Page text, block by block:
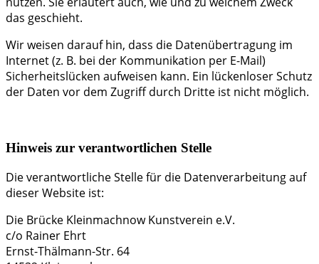
das geschieht.
Wir weisen darauf hin, dass die Datenübertragung im
Internet (z. B. bei der Kommunikation per E-Mail)
Sicherheitslücken aufweisen kann. Ein lückenloser Schutz
der Daten vor dem Zugriff durch Dritte ist nicht möglich.
Hinweis zur verantwortlichen Stelle
Die verantwortliche Stelle für die Datenverarbeitung auf
dieser Website ist:
Die Brücke Kleinmachnow Kunstverein e.V.
c/o Rainer Ehrt
Ernst-Thälmann-Str. 64